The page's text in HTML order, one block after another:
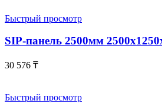
Быстрый просмотр
SIP-панель 2500мм
30 576 ₸
Быстрый просмотр